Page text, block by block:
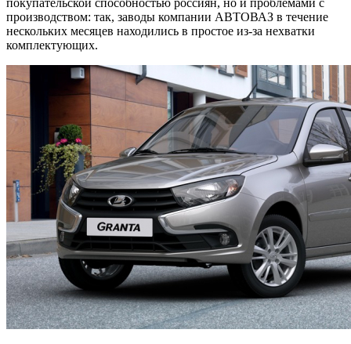
покупательской способностью россиян, но и проблемами с
производством: так, заводы компании АВТОВАЗ в течение
нескольких месяцев находились в простое из-за нехватки
комплектующих.